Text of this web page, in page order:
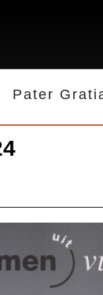
Pater